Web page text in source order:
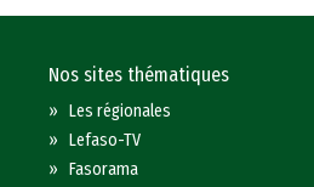
Nos sites thématiques
»Les régionales
»Lefaso-TV
»Fasorama